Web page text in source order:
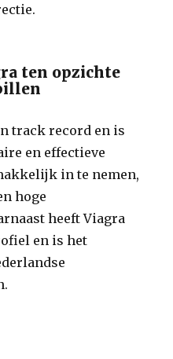
ten opzichte
track record en is
en effectieve
in te nemen,
hoge
heeft Viagra
en is het